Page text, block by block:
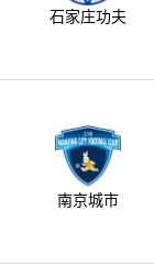
石家庄功夫
南京城市